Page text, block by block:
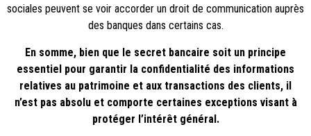
sociales peuvent se voir accorder un droit de communication auprès
des banques dans certains cas.
En somme, bien que le secret bancaire soit un principe
essentiel pour garantir la confidentialité des informations
relatives au patrimoine et aux transactions des clients, il
n’est pas absolu et comporte certaines exceptions visant à
protéger l’intérêt général.